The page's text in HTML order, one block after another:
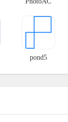
pond5